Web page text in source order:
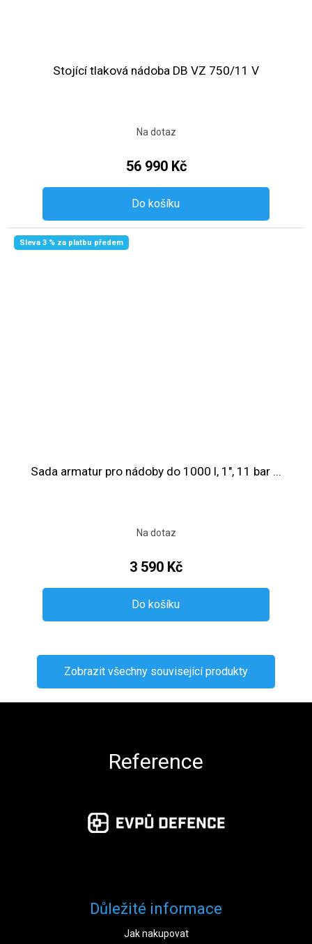
Stojící tlaková nádoba DB VZ 750/11 V
Na dotaz
56 990 Kč
Do košíku
Sleva 3 % za platbu předem
Sada armatur pro nádoby do 1000 l, 1", 11 bar ...
Na dotaz
3 590 Kč
Do košíku
Zobrazit všechny související produkty
Reference
Důležité informace
Jak nakupovat